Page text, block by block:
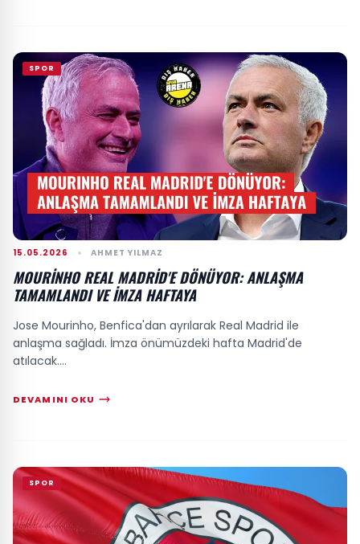
SPOR
15.05.2026 AHMET YILMAZ
MOURINHO REAL MADRID'E DÖNÜYOR: ANLAŞMA
TAMAMLANDI VE İMZA HAFTAYA
Jose Mourinho, Benfica'dan ayrılarak Real Madrid ile
anlaşma sağladı. İmza önümüzdeki hafta Madrid'de
atılacak....
DEVAMINI OKU
SPOR